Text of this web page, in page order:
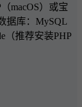
macOS）或宝
据库：MySQL
（推荐安装PHP